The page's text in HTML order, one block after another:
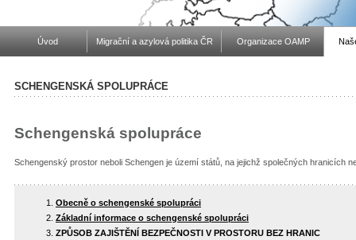
Úvod Migrační a azylová politika ČR Organizace OAMP
SCHENGENSKÁ SPOLUPRÁCE
Schengenská spolupráce
Schengenský prostor neboli Schengen je území států, na jejichž společných hranicích
Obecně o schengenské spolupráci
Základní informace o schengenské spolupráci
ZPŮSOB ZAJIŠTĚNÍ BEZPEČNOSTI V PROSTORU BEZ HRANIC